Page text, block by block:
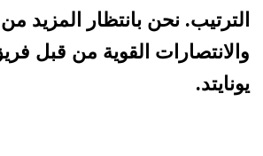
الترتيب. نحن بانتظار المزيد من
والانتصارات القوية من قبل
يونايتد.